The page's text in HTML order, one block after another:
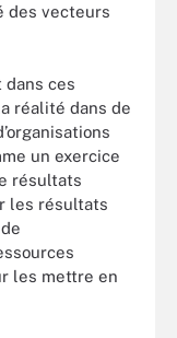
des vecteurs
dans ces
réalité dans de
un exercice
résultats
les résultats
les mettre en